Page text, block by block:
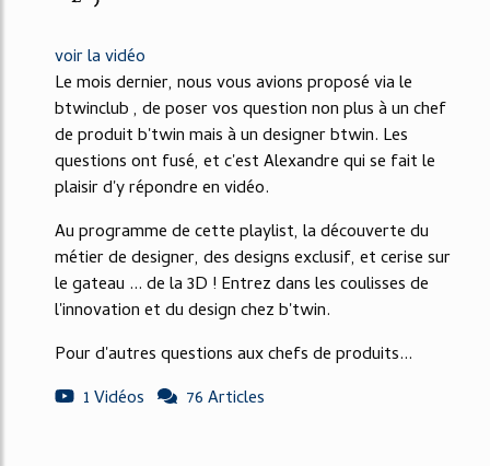
voir la vidéo
Le mois dernier, nous vous avions proposé via le
btwinclub , de poser vos question non plus à un chef
de produit b'twin mais à un designer btwin. Les
questions ont fusé, et c'est Alexandre qui se fait le
plaisir d'y répondre en vidéo.
Au programme de cette playlist, la découverte du
métier de designer, des designs exclusif, et cerise sur
le gateau ... de la 3D ! Entrez dans les coulisses de
l'innovation et du design chez b'twin.
Pour d'autres questions aux chefs de produits...
1 Vidéos
76 Articles